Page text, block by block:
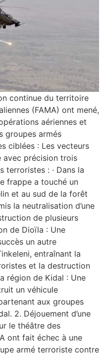
continue du territoire
(FAMA) ont mené,
aériennes et
groupes armés
ciblées : Les vecteurs
avec précision trois
terroristes : · Dans la
frappe a touché un
et au sud de la forêt
la neutralisation d’une
de plusieurs
de Dioïla : Une
un autre
entraînant la
et la destruction
région de Kidal : Une
un véhicule
aux groupes
2. Déjouement d’une
le théâtre des
ont fait échec à une
armé terroriste contre